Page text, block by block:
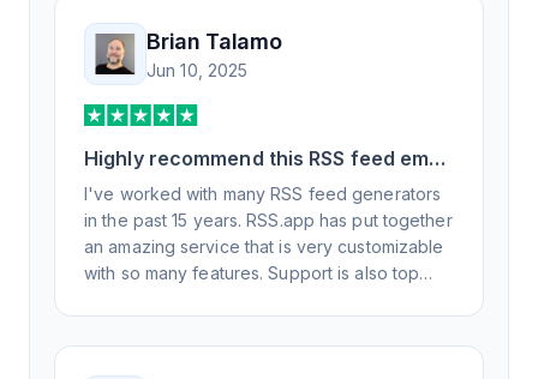
Brian Talamo
Jun 10, 2025
Highly recommend this RSS feed email
/ widget generator service.
I've worked with many RSS feed generators
in the past 15 years. RSS.app has put together
an amazing service that is very customizable
with so many features. Support is also top
professionally. Highly recommend for all your